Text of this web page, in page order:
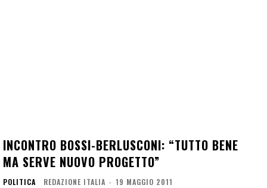
INCONTRO BOSSI-BERLUSCONI: “TUTTO BENE
MA SERVE NUOVO PROGETTO”
POLITICA REDAZIONE ITALIA - 19 MAGGIO 2011